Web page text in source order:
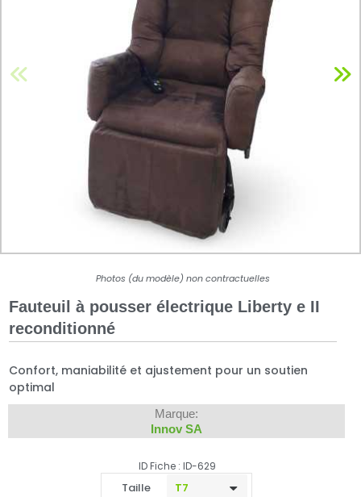
Photos (du modèle) non contractuelles
Fauteuil à pousser électrique Liberty e II
reconditionné
Confort, maniabilité et ajustement pour un soutien
optimal
Marque:
Innov SA
ID Fiche : ID-629
Taille